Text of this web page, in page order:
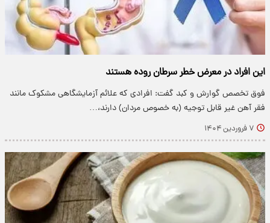
این افراد در معرض خطر سرطان روده هستند
فوق تخصص گوارش و کبد گفت: افرادی که علائم آزمایشگاهی مشکوک مانند
فقر آهن غیر قابل توجیه (به خصوص مردان) دارند،…
۷ فروردین ۱۴۰۴